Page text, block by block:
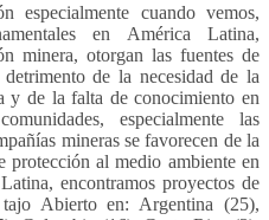
especialmente cuando vemos,
en América Latina,
minera, otorgan las fuentes de
de la necesidad de la
y de la falta de conocimiento en
especialmente las
mineras se favorecen de la
al medio ambiente en
encontramos proyectos de
Abierto en: Argentina (25),